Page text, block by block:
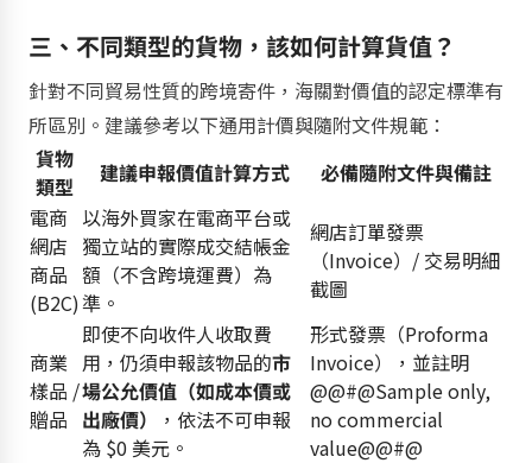
三、不同類型的貨物，該如何計算貨值？
針對不同貿易性質的跨境寄件，海關對價值的認定標準有
所區別。建議參考以下通用計價與隨附文件規範：
貨物
類型
建議申報價值計算方式
必備隨附文件與備註
電商
網店
商品
(B2C)
以海外買家在電商平台或
獨立站的實際成交結帳金
額 （不含跨境運費）為
準。
網店訂單發票
（Invoice）/ 交易明細
截圖
商業
樣品 /
贈品
即使不向收件人收取費
用，仍須申報該物品的市
場公允價值（如成本價或
出廠價）
，依法不可申報
為 $0 美元。
形式發票（Proforma
Invoice），並註明
@@#@Sample only,
no commercial
value@@#@